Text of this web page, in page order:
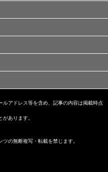
アドレス等を含め、記事の内容は掲載時点
あります。
の無断複写・転載を禁じます。